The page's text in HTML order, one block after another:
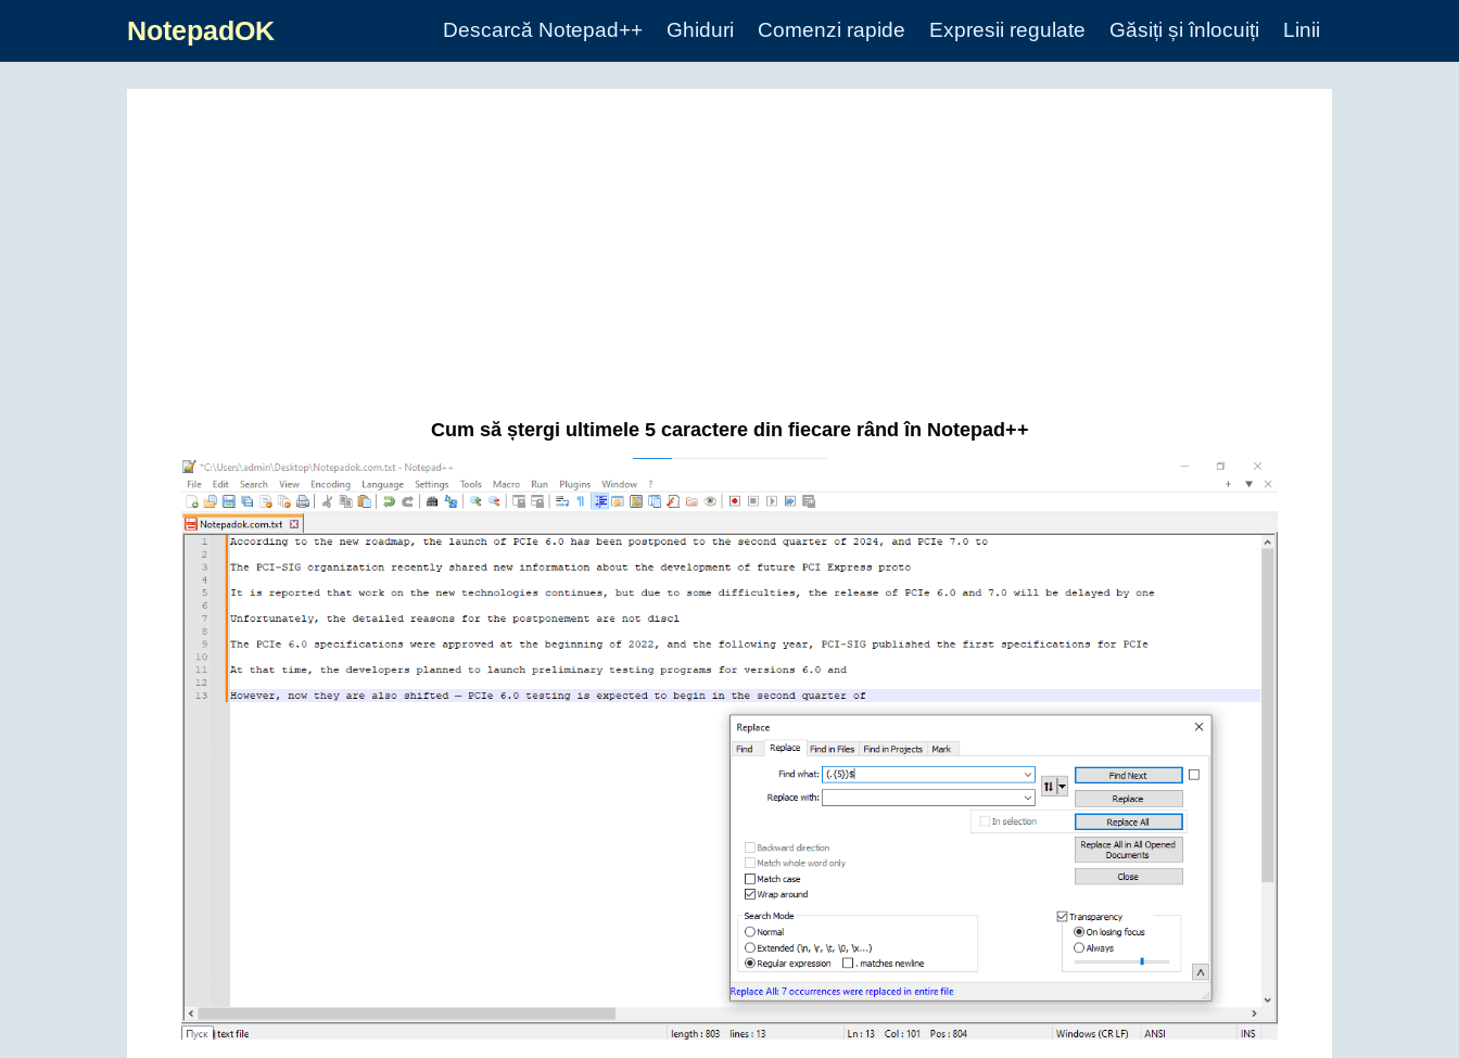
NotepadOK Descarcă Notepad++ Ghiduri Comenzi rapide Expresii regulate Găsiți și înlocuiți Linii
Cum să ștergi ultimele 5 caractere din fiecare rând în Notepad++